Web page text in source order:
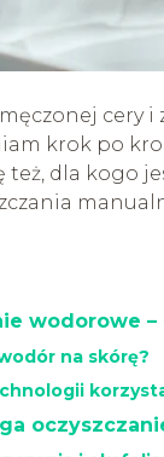
cery
krok po
też, dla kogo
wodorowe
na skórę?